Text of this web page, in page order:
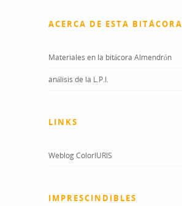
ACERCA DE ESTA BITÁCORA
Materiales en la bitácora Almendrón
análisis de la L.P.I.
LINKS
Weblog ColorIURIS
IMPRESCINDIBLES